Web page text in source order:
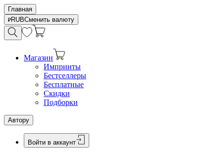
Главная
RUBСменить валюту
Магазин
Импринты
Бестселлеры
Бесплатные
Скидки
Подборки
Автору
Войти в аккаунт